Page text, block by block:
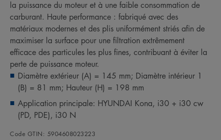
la puissance du moteur et à une faible consommation de
carburant. Haute performance : fabriqué avec des
matériaux modernes et des plis uniformément striés afin de
maximiser la surface pour une filtration extrêmement
efficace des particules les plus fines, contribuant à éviter la
perte de puissance moteur.
Diamètre extérieur (A) = 145 mm; Diamètre intérieur 1
(B) = 81 mm; Hauteur (H) = 198 mm
Application principale: HYUNDAI Kona, i30 + i30 cw
(PD, PDE), i30 N
Code GTIN: 5904608023223